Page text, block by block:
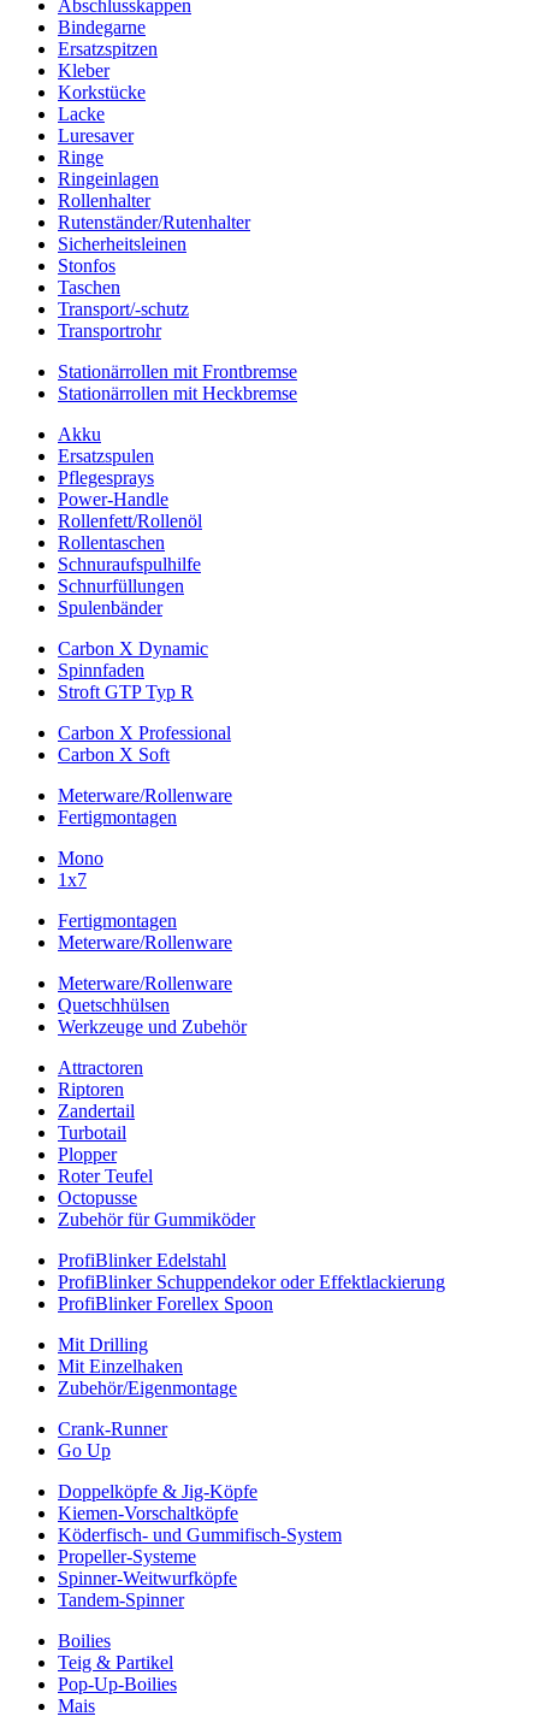
Abschlusskappen
Bindegarne
Ersatzspitzen
Kleber
Korkstücke
Lacke
Luresaver
Ringe
Ringeinlagen
Rollenhalter
Rutenständer/Rutenhalter
Sicherheitsleinen
Stonfos
Taschen
Transport/-schutz
Transportrohr
Stationärrollen mit Frontbremse
Stationärrollen mit Heckbremse
Akku
Ersatzspulen
Pflegesprays
Power-Handle
Rollenfett/Rollenöl
Rollentaschen
Schnuraufspulhilfe
Schnurfüllungen
Spulenbänder
Carbon X Dynamic
Spinnfaden
Stroft GTP Typ R
Carbon X Professional
Carbon X Soft
Meterware/Rollenware
Fertigmontagen
Mono
1x7
Fertigmontagen
Meterware/Rollenware
Meterware/Rollenware
Quetschhülsen
Werkzeuge und Zubehör
Attractoren
Riptoren
Zandertail
Turbotail
Plopper
Roter Teufel
Octopusse
Zubehör für Gummiköder
ProfiBlinker Edelstahl
ProfiBlinker Schuppendekor oder Effektlackierung
ProfiBlinker Forellex Spoon
Mit Drilling
Mit Einzelhaken
Zubehör/Eigenmontage
Crank-Runner
Go Up
Doppelköpfe & Jig-Köpfe
Kiemen-Vorschaltköpfe
Köderfisch- und Gummifisch-System
Propeller-Systeme
Spinner-Weitwurfköpfe
Tandem-Spinner
Boilies
Teig & Partikel
Pop-Up-Boilies
Mais